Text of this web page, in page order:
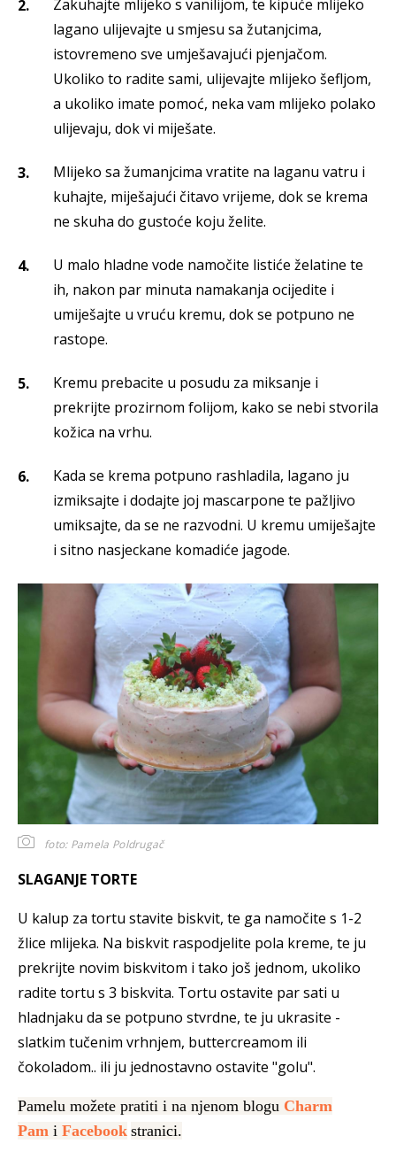
Zakuhajte mlijeko s vanilijom, te kipuće mlijeko
lagano ulijevajte u smjesu sa žutanjcima,
istovremeno sve umješavajući pjenjačom.
Ukoliko to radite sami, ulijevajte mlijeko šefljom,
a ukoliko imate pomoć, neka vam mlijeko polako
ulijevaju, dok vi miješate.
Mlijeko sa žumanjcima vratite na laganu vatru i
kuhajte, miješajući čitavo vrijeme, dok se krema
ne skuha do gustoće koju želite.
U malo hladne vode namočite listiće želatine te
ih, nakon par minuta namakanja ocijedite i
umiješajte u vruću kremu, dok se potpuno ne
rastope.
Kremu prebacite u posudu za miksanje i
prekrijte prozirnom folijom, kako se nebi stvorila
kožica na vrhu.
Kada se krema potpuno rashladila, lagano ju
izmiksajte i dodajte joj mascarpone te pažljivo
umiksajte, da se ne razvodni. U kremu umiješajte
i sitno nasjeckane komadiće jagode.
foto: Pamela Poldrugač
SLAGANJE TORTE
U kalup za tortu stavite biskvit, te ga namočite s 1-2
žlice mlijeka. Na biskvit raspodjelite pola kreme, te ju
prekrijte novim biskvitom i tako još jednom, ukoliko
radite tortu s 3 biskvita. Tortu ostavite par sati u
hladnjaku da se potpuno stvrdne, te ju ukrasite -
slatkim tučenim vrhnjem, buttercreamom ili
čokoladom.. ili ju jednostavno ostavite "golu".
Pamelu možete pratiti i na njenom blogu Charm
Pam i Facebook stranici.